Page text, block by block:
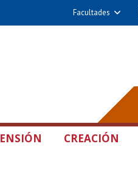
Facultades
CREACIÓN